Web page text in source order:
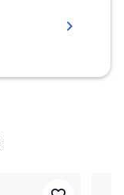
chevron_right